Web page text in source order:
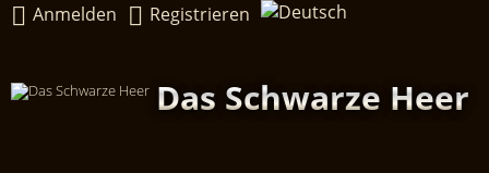
Anmelden Registrieren
Das Schwarze Heer